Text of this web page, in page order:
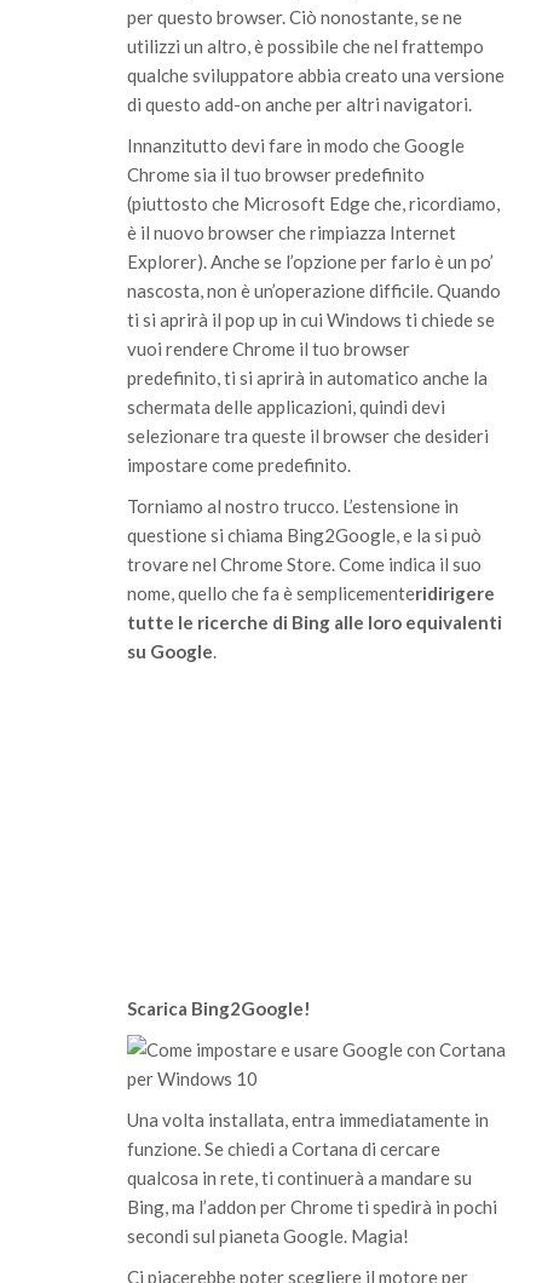
per questo browser. Ciò nonostante, se ne
utilizzi un altro, è possibile che nel frattempo
qualche sviluppatore abbia creato una versione
di questo add-on anche per altri navigatori.
Innanzitutto devi fare in modo che Google
Chrome sia il tuo browser predefinito
(piuttosto che Microsoft Edge che, ricordiamo,
è il nuovo browser che rimpiazza Internet
Explorer). Anche se l’opzione per farlo è un po’
nascosta, non è un’operazione difficile. Quando
ti si aprirà il pop up in cui Windows ti chiede se
vuoi rendere Chrome il tuo browser
predefinito, ti si aprirà in automatico anche la
schermata delle applicazioni, quindi devi
selezionare tra queste il browser che desideri
impostare come predefinito.
Torniamo al nostro trucco. L’estensione in
questione si chiama Bing2Google, e la si può
trovare nel Chrome Store. Come indica il suo
nome, quello che fa è semplicementeridirigere
tutte le ricerche di Bing alle loro equivalenti
su Google.
Scarica Bing2Google!
Una volta installata, entra immediatamente in
funzione. Se chiedi a Cortana di cercare
qualcosa in rete, ti continuerà a mandare su
Bing, ma l’addon per Chrome ti spedirà in pochi
secondi sul pianeta Google. Magia!
Ci piacerebbe poter scegliere il motore per